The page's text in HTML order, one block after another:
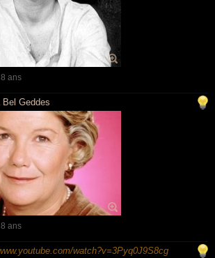
ans
Bel Geddes
ans
watch?v=3Pyq0J9S8cg